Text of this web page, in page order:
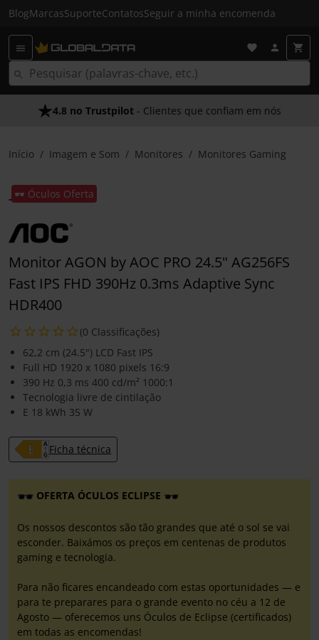
BlogMarcasSuporteContatosSeguir a minha encomenda
4.8 no Trustpilot - Clientes que confiam em nós
Início Imagem e Som Monitores Monitores Gaming
🕶️ Óculos Oferta
Monitor AGON by AOC PRO 24.5" AG256FS
Fast IPS FHD 390Hz 0.3ms Adaptive Sync
HDR400
(0 Classificações)
62,2 cm (24.5") LCD Fast IPS
Full HD 1920 x 1080 pixels 16:9
390 Hz 0,3 ms 400 cd/m² 1000:1
Tecnologia livre de cintilação
E 18 kWh 35 W
Ficha técnica
OFERTA ÓCULOS ECLIPSE
Os nossos descontos são tão grandes que até o sol se vai
esconder. Baixámos os preços em centenas de produtos
gaming e tecnologia.
Para não ficares encandeado com estas oportunidades — e
para te preparares para o grande evento no céu a 12 de
Agosto — oferecemos uns Óculos de Eclipse (certificados)
em todas as encomendas!